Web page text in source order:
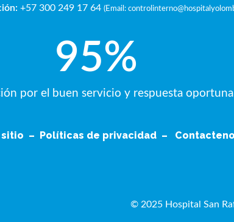
+57 300 249 17 64 (Email:
por el buen servicio y respuesta
95%
sitio – Políticas de privacidad –
© 2025 Hospital San